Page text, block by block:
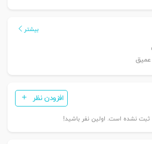
بیشتر
عمیق
افزودن نظر
نشده است. اولین نفر باشید!